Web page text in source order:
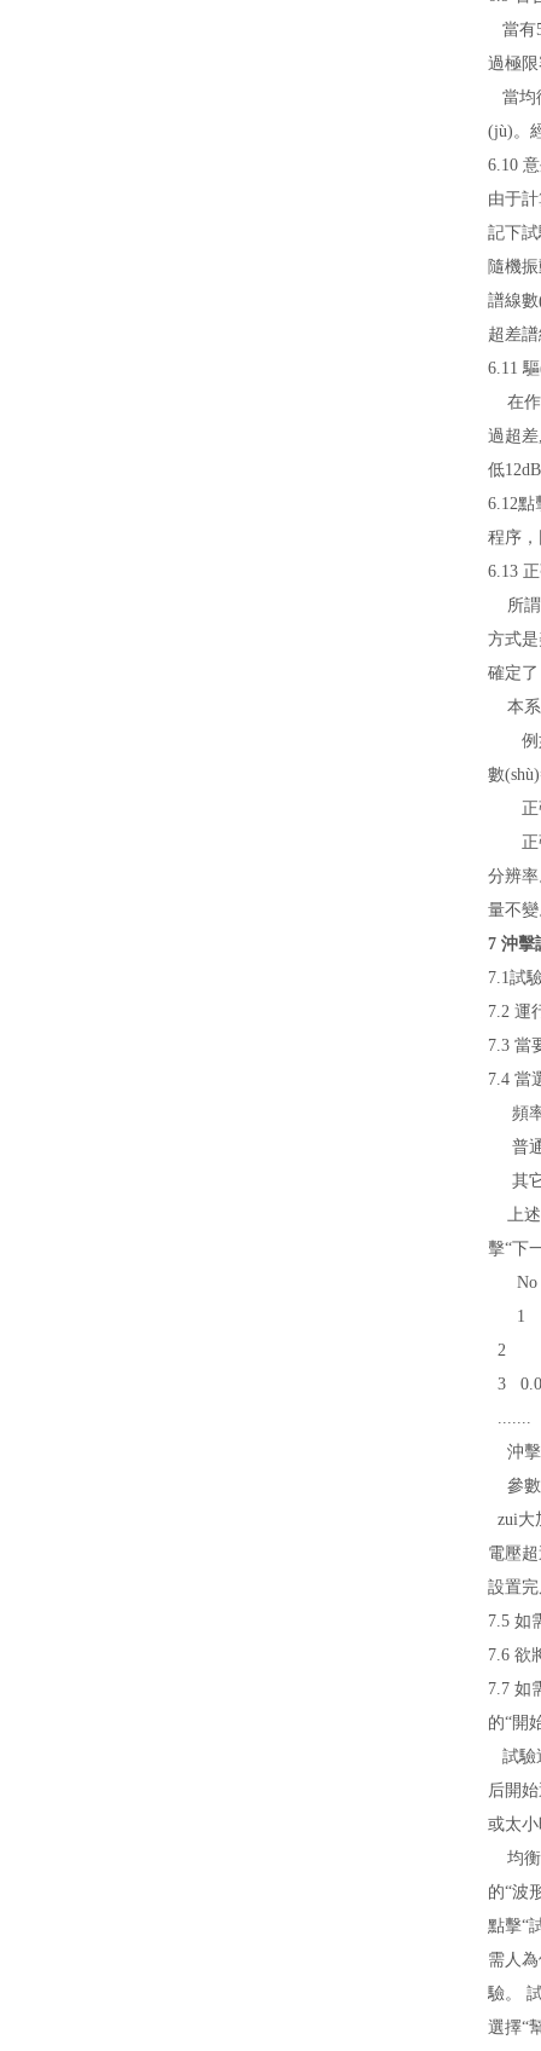
當有
過極
當均
(jù)。
6.10
由于
記下
隨機
譜線
超差
6.11
在作
過超
低
6.12點
程序
6.13
所謂
方式
確定
本系
數
分辨
量不
7 沖擊
7.1試
7.2 運
7.3 當
7.4 當
頻率
普通
其它
上述
擊“下
No
1
2
3
0.0
.......
沖擊
參數
zui大
電壓
設置
7.5 如
7.6 欲
7.7 如
的“開
試驗
后開
或太
均衡
的“波
點擊“
需人
驗。
選擇“